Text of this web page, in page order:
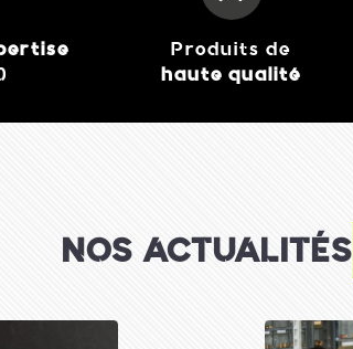
Produits de
haute qualité
NOS ACTUALITÉS